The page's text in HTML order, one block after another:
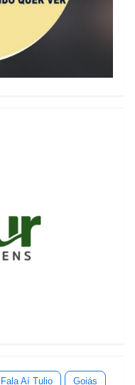
Fala Aí Tulio Goiás